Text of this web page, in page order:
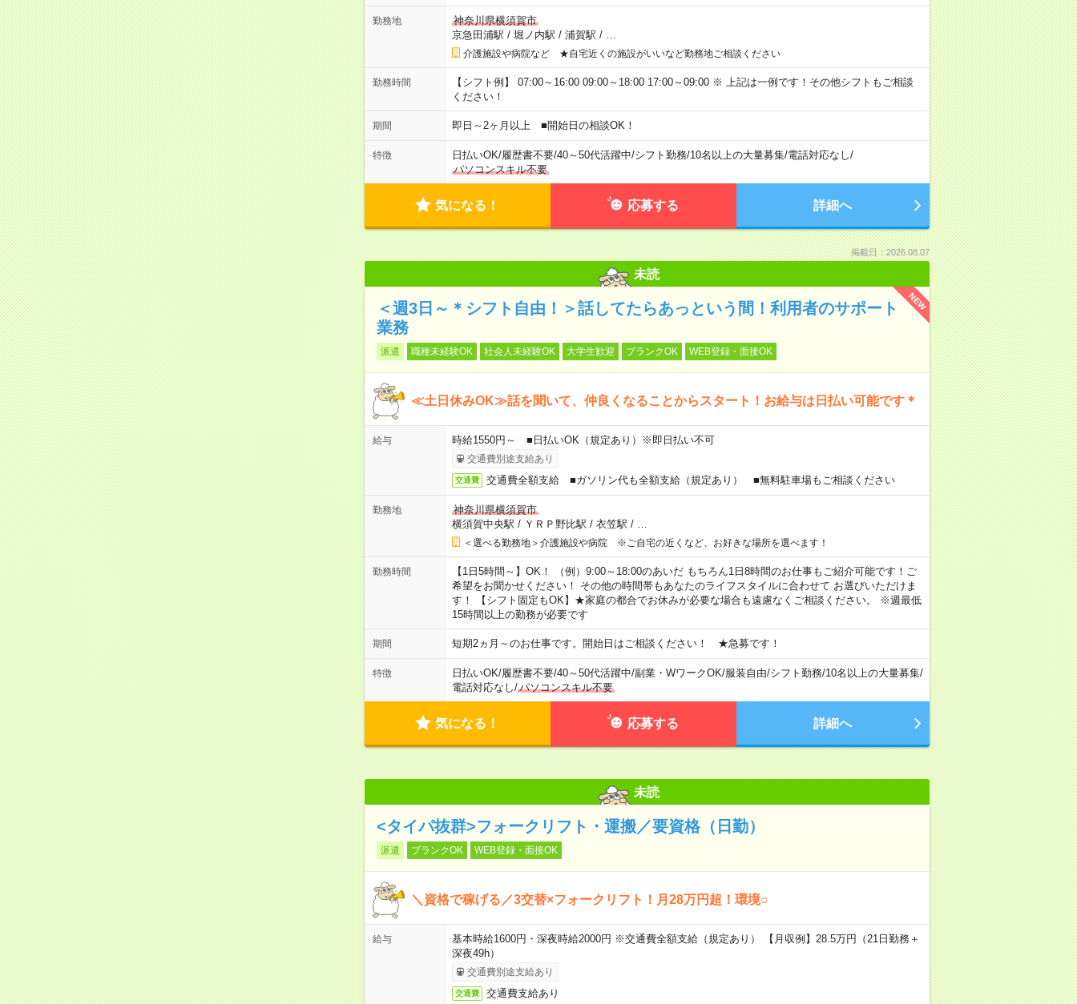
勤務地
神奈川県横須賀市
京急田浦駅 / 堀ノ内駅 / 浦賀駅 /
介護施設や病院など ★自宅近くの施設がいいなど勤務地ご相談ください
勤務時間
【シフト例】 07:00～16:00 09:00～18:00 17:00～09:00 ※ 上記は一例です！その他シフトもご相談
ください！
期間 即日～2ヶ月以上 ■開始日の相談OK！
特徴 日払いOK/履歴書不要/40～50代活躍中/シフト勤務/10名以上の大量募集/電話対応なし/
パソコンスキル不要
気になる！ 応募する 詳細へ
掲載日：2026.08.07
未読
NEW
＜週3日～＊シフト自由！＞話してたらあっという間！利用者のサポート
業務
派遣 職種未経験OK 社会人未経験OK 大学生歓迎 ブランクOK WEB登録・面接OK
≪土日休みOK≫話を聞いて、仲良くなることからスタート！お給与は日払い可能です＊
給与 時給1550円～ ■日払いOK（規定あり）※即日払い不可
交通費別途支給あり
交通費 交通費全額支給 ■ガソリン代も全額支給（規定あり） ■無料駐車場もご相談ください
勤務地
神奈川県横須賀市
横須賀中央駅 / ＹＲＰ野比駅 / 衣笠駅 /
＜選べる勤務地＞介護施設や病院 ※ご自宅の近くなど、お好きな場所を選べます！
勤務時間
【1日5時間～】OK！ （例）9:00～18:00のあいだ もちろん1日8時間のお仕事もご紹介可能です！ご
希望をお聞かせください！ その他の時間帯もあなたのライフスタイルに合わせて お選びいただけま
す！ 【シフト固定もOK】★家庭の都合でお休みが必要な場合も遠慮なくご相談ください。 ※週最低
15時間以上の勤務が必要です
期間 短期2ヵ月～のお仕事です。開始日はご相談ください！ ★急募です！
特徴 日払いOK/履歴書不要/40～50代活躍中/副業・WワークOK/服装自由/シフト勤務/10名以上の大量募集/
電話対応なし/パソコンスキル不要
気になる！ 応募する 詳細へ
未読
<タイパ抜群>フォークリフト・運搬／要資格（日勤）
派遣 ブランクOK WEB登録・面接OK
＼資格で稼げる／3交替×フォークリフト！月28万円超！環境○
給与
基本時給1600円・深夜時給2000円 ※交通費全額支給（規定あり） 【月収例】28.5万円（21日勤務＋
深夜49h）
交通費別途支給あり
交通費 交通費支給あり